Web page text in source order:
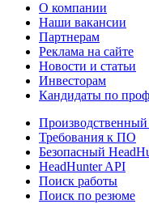
О компании
Наши вакансии
Партнерам
Реклама на сайте
Новости и статьи
Инвесторам
Кандидаты по
Производственный
Требования к ПО
Безопасный
HeadHunter API
Поиск работы
Поиск по резюме